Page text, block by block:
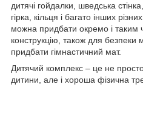
дитячі гойдалки, шведська
гірка, кільця і багато інших
можна придбати окремо і таким
конструкцію, також для
придбати гімнастичний мат.
Дитячий комплекс – це не
дитини, але і хороша фізична